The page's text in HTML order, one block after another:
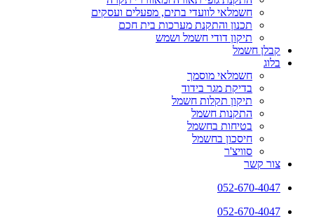
חשמלאי לוועדי בתים, מפעלים ועסקים
תכנון והתקנת מערכות בית חכם
תיקון דודי חשמל ושמש
קבלן חשמל
בלוג
חשמלאי מוסמך
בדיקת מגר בידוד
תיקון תקלות חשמל
התקנות חשמל
בטיחות בחשמל
חיסכון בחשמל
סוויצ'ר
צור קשר
052-670-4047
052-670-4047